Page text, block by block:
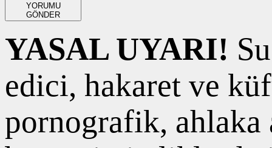
YORUMU
GÖNDER
YASAL UYARI!
edici, hakaret ve
pornografik, ahlaka